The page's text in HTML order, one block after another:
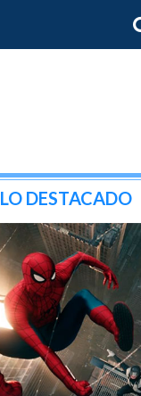
LO DESTACADO